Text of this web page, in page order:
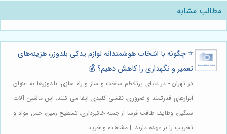
مطالب مشابه
⭐️ چگونه با انتخاب هوشمندانه لوازم یدکی بلدوزر، هزینه‌های
تعمیر و نگهداری را کاهش دهیم؟ 💰
در تهران - در دنیای پرتلاطم ساخت و ساز و راه سازی، بلدوزرها به عنوان
ابزارهای قدرتمند و ضروری، نقشی کلیدی ایفا می کنند. این ماشین آلات
سنگین، وظایف طاقت فرسا از جمله خاکبرداری، تسطیح زمین، حمل مواد و
تخریب را بر عهده دارند. | مشاهده و خرید